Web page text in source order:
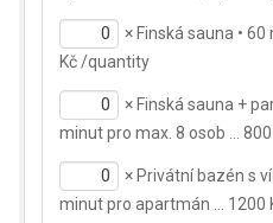
× Finská sauna •
Kč /quantity
× Finská sauna +
minut pro max. 8 osob …
× Privátní bazén s
minut pro apartmán … 1200